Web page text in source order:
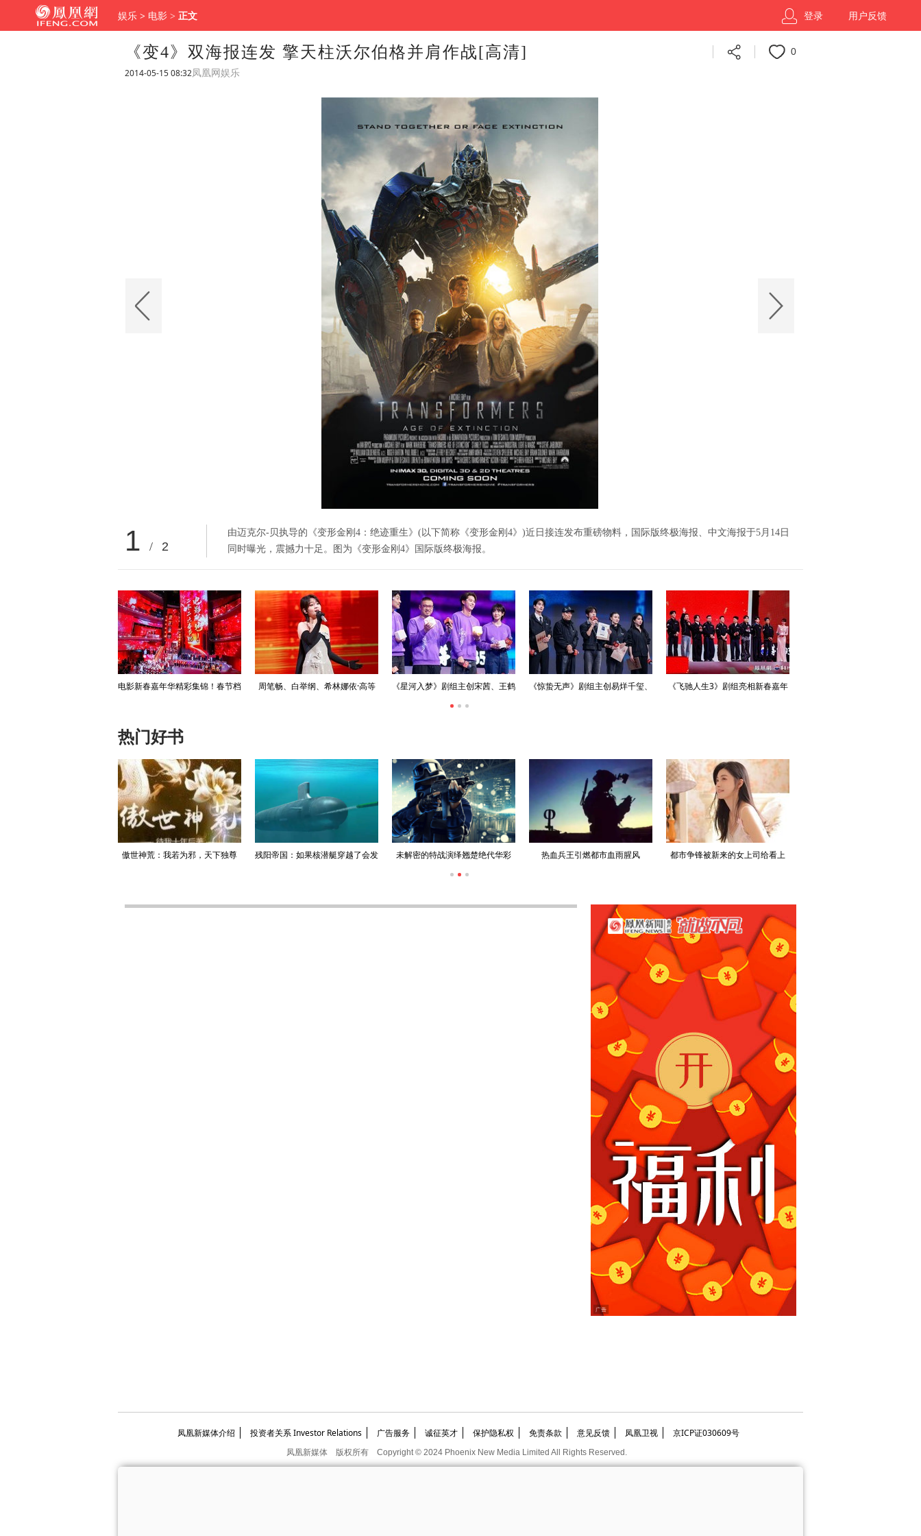
娱乐 > 电影 > 正文 用户反馈
登录
《变4》双海报连发 擎天柱沃尔伯格并肩作战[高清]
2014-05-15 08:32凤凰网娱乐
0
1 / 2
由迈克尔-贝执导的《变形金刚4：绝迹重生》(以下简称《变形金刚4》)近日接连发布重磅物料，国际版终极海报、中文海报于5月14日
同时曝光，震撼力十足。图为《变形金刚4》国际版终极海报。
电影新春嘉年华精彩集锦！春节档
周笔畅、白举纲、希林娜依·高等
《星河入梦》剧组主创宋茜、王鹤
棣等亮相新春嘉年华
《惊蛰无声》剧组主创易烊千玺、
《飞驰人生3》剧组亮相新春嘉年
热门好书
傲世神荒：我若为邪，天下独尊
残阳帝国：如果核潜艇穿越了会发
未解密的特战演绎翘楚绝代华彩 热血兵王引燃都市血雨腥风 都市争锋被新来的女上司给看上
凤凰新媒体介绍 投资者关系 Investor Relations 广告服务 诚征英才 保护隐私权 免责条款 意见反馈 凤凰卫视 京ICP证030609号
凤凰新媒体 版权所有 Copyright © 2024 Phoenix New Media Limited All Rights Reserved.